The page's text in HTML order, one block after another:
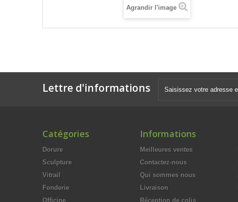
Agrandir l'image
Lettre d'informations
Catégories
Dorure
Sculpture
Vitrail
Fonderie
Officine
Informations
Meilleures ventes
Contactez-nous
Qui sommes nous
Livraison
Réception de colis